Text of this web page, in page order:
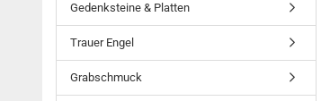
Gedenksteine & Platten
Trauer Engel
Grabschmuck